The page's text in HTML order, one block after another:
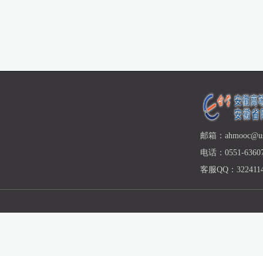
邮箱：
电话：0551-
客服QQ：